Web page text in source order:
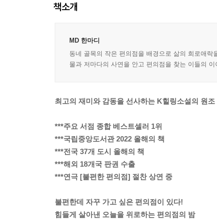
책소개
MD 한마디
동네 골목의 작은 편의점을 배경으로 삶의 희로애
물과 저마다의 사연을 안고 편의점을 찾는 이들의
최고의 재미와 감동을 선사하는 K힐링소설의 원조
***주요 서점 종합 베스트셀러 1위
***국립중앙도서관 2022 올해의 책
***전국 37개 도시 올해의 책
***해외 18개국 판권 수출
***연극 [불편한 편의점] 절찬 상연 중
불편한데 자꾸 가고 싶은 편의점이 있다!
힘들게 살아낸 오늘을 위로하는 편의점의 밤